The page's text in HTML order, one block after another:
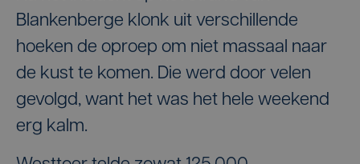
Blankenberge klonk uit verschillende
hoeken de oproep om niet massaal naar
de kust te komen. Die werd door velen
gevolgd, want het was het hele weekend
erg kalm.